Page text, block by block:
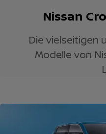
Nissan
Die vielseitigen
Modelle von